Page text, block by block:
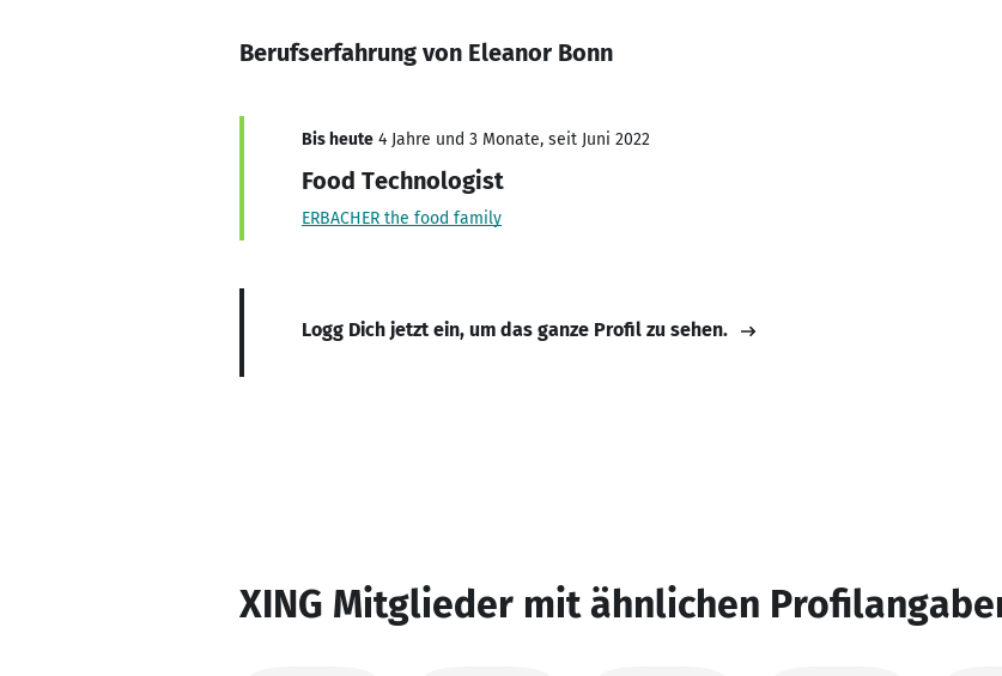
Berufserfahrung von Eleanor Bonn
Bis heute 4 Jahre und 3 Monate, seit Juni 2022
Food Technologist
ERBACHER the food family
Logg Dich jetzt ein, um das ganze Profil zu sehen.
XING Mitglieder mit ähnlichen